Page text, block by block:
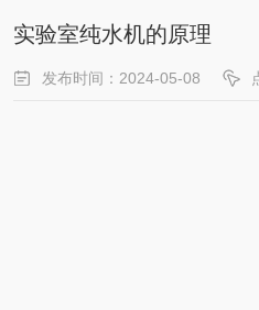
实验室纯水机的原理
发布时间：2024-05-08